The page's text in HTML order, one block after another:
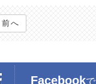
前へ
Facebookで